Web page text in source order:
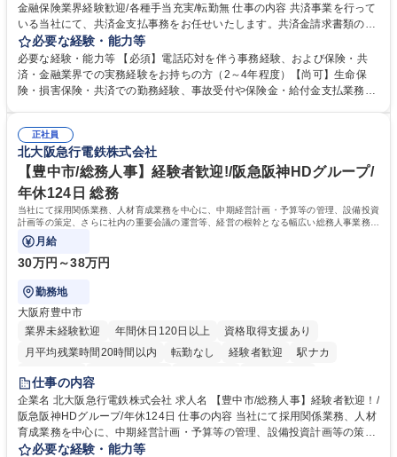
金融保険業界経験歓迎/各種手当充実/転勤無 仕事の内容 共済事業を行って
いる当社にて、共済金支払事務をお任せいたします。共済金請求書類の受
付・内容確認・審査・データ入力のほか、加入者様や医療機関等からの問
い合わせ電話対応や書類発送等を担当します。 ■共済金請求書類の受付、
内容確認、および共済金支払に関する審査・事務処理業務全般を担当 ■専
用システムへのデータ入力、各種必要書類の作成・発送作業 ■加入者様や
指定する業務 募集職種 横浜市【共済金支払事務】金融保険業界経験歓迎/
各種手当充実/転勤無
必要な経験・能力等
必要な経験・能力等 【必須】電話応対を伴う事務経験、および保険・共
済・金融業界での実務経験をお持ちの方（2～4年程度）【尚可】生命保
険・損害保険・共済での勤務経験、事故受付や保険金・給付金支払業務経
務へのキャリアチェンジ希望者も大歓迎です！ 学歴・資格 学歴：大学院
大学 高専 短大 専修学校 高校 語学力： 資格：
正社員
北大阪急行電鉄株式会社
【豊中市/総務人事】経験者歓迎!/阪急阪神HDグループ/
年休124日 総務
当社にて採用関係業務、人材育成業務を中心に、中期経営計画・予算等の管理、設備投資
計画等の策定、さらに社内の重要会議の運営等、経営の根幹となる幅広い総務人事業務全
般を担当していただきます。
月給
30万円～38万円
勤務地
大阪府豊中市
業界未経験歓迎
年間休日120日以上
資格取得支援あり
月平均残業時間20時間以内
転勤なし 経験者歓迎
駅ナカ
退職金あり
土日祝休み
服装自由 昼食補助あり 食事補助あり
仕事の内容
企業名 北大阪急行電鉄株式会社 求人名 【豊中市/総務人事】経験者歓迎！/
阪急阪神HDグループ/年休124日 仕事の内容 当社にて採用関係業務、人材
育成業務を中心に、中期経営計画・予算等の管理、設備投資計画等の策
定、さらに社内の重要会議の運営等、経営の根幹となる幅広い総務人事業
必要な経験・能力等